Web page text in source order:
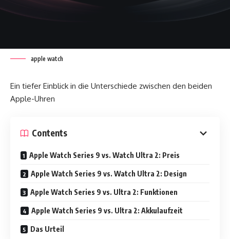
apple watch
Ein tiefer Einblick in die Unterschiede zwischen den beiden
Apple-Uhren
Contents
Apple Watch Series 9 vs. Watch Ultra 2: Preis
Apple Watch Series 9 vs. Watch Ultra 2: Design
Apple Watch Series 9 vs. Ultra 2: Funktionen
Apple Watch Series 9 vs. Ultra 2: Akkulaufzeit
Das Urteil